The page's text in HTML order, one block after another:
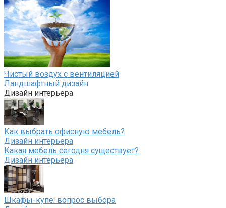
Чистый воздух с вентиляцией
Ландшафтный дизайн
Дизайн интерьера
Как выбрать офисную мебель?
Дизайн интерьера
Какая мебель сегодня существует?
Дизайн интерьера
Шкафы-купе: вопрос выбора